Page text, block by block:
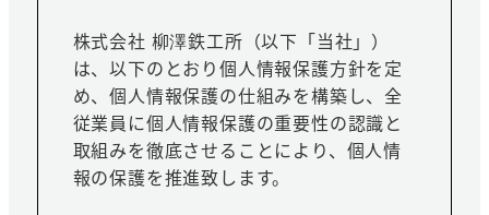
株式会社 柳澤鉄工所（以下「当社」）
は、以下のとおり個人情報保護方針を定
め、個人情報保護の仕組みを構築し、全
従業員に個人情報保護の重要性の認識と
取組みを徹底させることにより、個人情
報の保護を推進致します。